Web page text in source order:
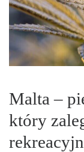
Malta –
który